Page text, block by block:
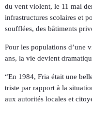
du vent violent, le 11 mai
infrastructures scolaires et
soufflées, des bâtiments
Pour les populations d’une
ans, la vie devient
“En 1984, Fria était une
triste par rapport à la
aux autorités locales et